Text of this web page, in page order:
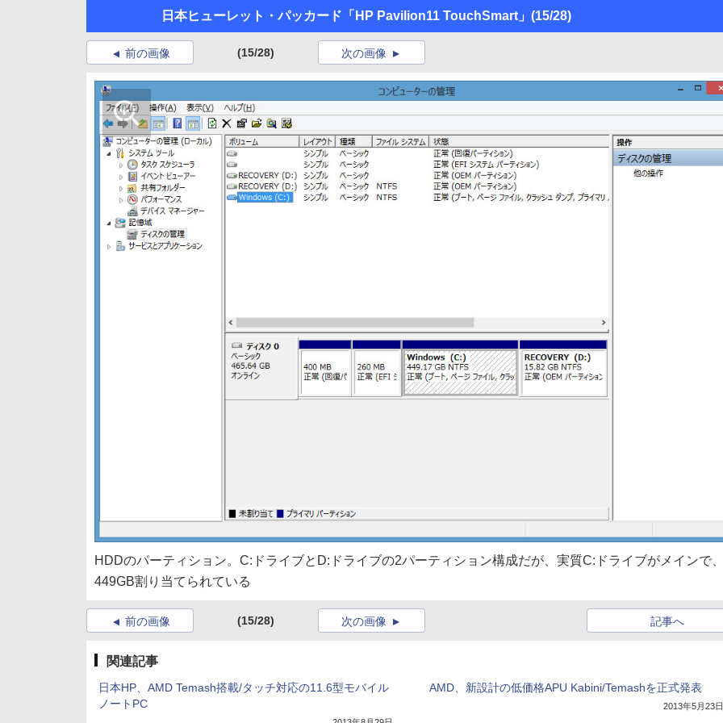
日本ヒューレット・パッカード「HP Pavilion11 TouchSmart」 (15/28)
前の画像 (15/28) 次の画像
HDDのパーティション。C:ドライブとD:ドライブの2パーティション構成だが、実質C:ドライブがメインで
449GB割り当てられている
前の画像 (15/28) 記事へ
次の画像
関連記事
日本HP、AMD Temash搭載/タッチ対応の11.6型モバイル
ノートPC
AMD、新設計の低価格APU Kabini/Temashを正式発表
2013年5月23日